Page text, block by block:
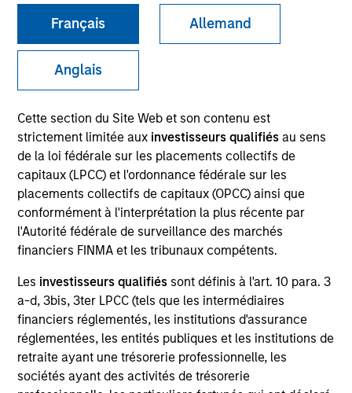
Français Allemand
Anglais
Cette section du Site Web et son contenu est
strictement limitée aux investisseurs qualifiésau sens
de la loi fédérale sur les placements collectifs de
capitaux (LPCC) et l'ordonnance fédérale sur les
placements collectifs de capitaux (OPCC) ainsi que
conformément à l'interprétation la plus récente par
l'Autorité fédérale de surveillance des marchés
financiers FINMA et les tribunaux compétents.
Les investisseurs qualifiés sont définis à l'art. 10 para. 3
a-d, 3bis, 3ter LPCC (tels que les intermédiaires
financiers réglementés, les institutions d'assurance
réglementées, les entités publiques et les institutions de
retraite ayant une trésorerie professionnelle, les
sociétés ayant des activités de trésorerie
Informations clés pour l’investisseur
(KID)
Idées d’investissement
Ressources
Présentation générale
Objectif d’Investissement
Fournir un rendement total attrayant.